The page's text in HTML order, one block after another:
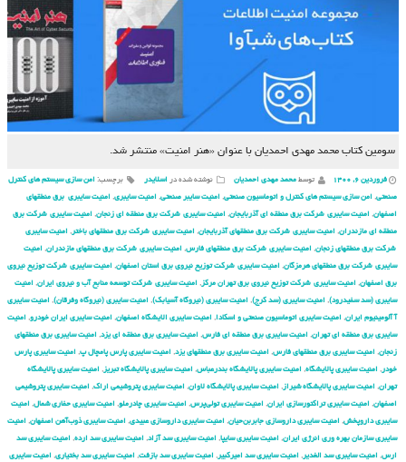
سومین کتاب محمد مهدی احمدیان با عنوان «هنر امنیت» منتشر شد.
فروردین ۶, ۱۴۰۰ توسط محمد مهدی احمدیان نوشته شده در اسلایدر برچسب: امن سازی سیستم های کنترل
صنعتی, امن سازی سیستم های کنترل و اتوماسیون صنعتی, امنیت سایبر صنعتی, امنیت سایبری, امنیت سایبری برق منطقهای
اصفهان, امنیت سایبری شركت برق منطقه ای آذربایجان, امنیت سایبری شركت برق منطقه ای زنجان, امنیت سایبری شركت برق
منطقه ای مازندران, امنیت سایبری شركت برق منطقهای آذربایجان, امنیت سایبری شركت برق منطقهای باختر , امنیت سایبری
شركت برق منطقهای زنجان, امنیت سایبری شركت برق منطقهای فارس, امنیت سایبری شركت برق منطقهای مازندران, امنیت
سایبری شركت برق منطقهای هرمزگان, امنیت سایبری شركت توزیع نیروی برق استان اصفهان, امنیت سایبری شركت توزیع نیروی
برق اصفهان, امنیت سایبری شركت توزیع نیروی برق تهران مركز , امنیت سایبری شركت توسعه منابع آب و نیروی ایران, امنیت
سایبری (سد سفیدرود), امنیت سایبری (سد کرج), امنیت سایبری (نیروگاه آسیابک), امنیت سایبری (نیروگاه وفرقان), امنیت سایبری
آ آلومینیوم ایران, امنیت سایبری اتوماسیون صنعتی و اسکادا, امنیت سایبری الایشگاه اصفهان, امنیت سایبری ایران خودرو, امنیت
سایبری برق منطقه ای تهران, امنیت سایبری برق منطقه ای فارس, امنیت سایبری برق منطقه ای یزد, امنیت سایبری برق منطقهای
زنجان, امنیت سایبری برق منطقهای فارس, امنیت سایبری برق منطقهای یزد, امنیت سایبری پارس پامچال پ, امنیت سایبری پارس
خودر , امنیت سایبری پالایشگاه, امنیت سایبری پالایشگاه بندرعباس, امنیت سایبری پالایشگاه تبریز , امنیت سایبری پالایشگاه
تهران, امنیت سایبری پالایشگاه شیراز , امنیت سایبری پالایشگاه لاوان, امنیت سایبری پتروشیمی اراک, امنیت سایبری پتروشیمی
اصفهان, امنیت سایبری تراکتورسازی ایران, امنیت سایبری تولی‌پرس, امنیت سایبری چادرملو, امنیت سایبری حفاری شمال, امنیت
سایبری داروپخش, امنیت سایبری داروسازی جابربن‌حیان, امنیت سایبری داروسازی عبیدی, امنیت سایبری ذوب‌آهن اصفهان, امنیت
سایبری سازمان بهره وری انرژی ایران, امنیت سایبری سایپا, امنیت سایبری سد آزاد, امنیت سایبری سد ارده, امنیت سایبری سد
ارس, امنیت سایبری سد الغدیر , امنیت سایبری سد امیرکبیر , امنیت سایبری سد بازفت, امنیت سایبری سد بختیاری, امنیت سایبری